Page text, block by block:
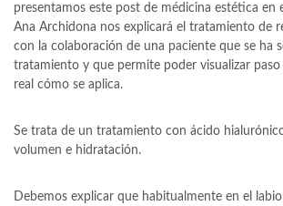
presentamos este post de médicina estética en
Ana Archidona nos explicará el tratamiento de
con la colaboración de una paciente que se ha
tratamiento y que permite poder visualizar
real cómo se aplica.
Se trata de un tratamiento con ácido
volumen e hidratación.
Debemos explicar que habitualmente en el